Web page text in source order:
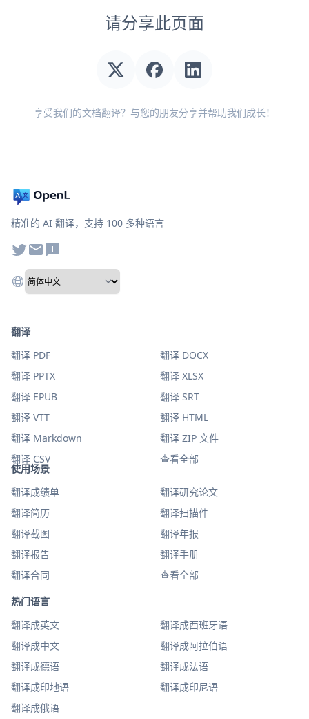
请分享此页面
享受我们的文档翻译？与您的朋友分享并帮助我们成长！
精准的 AI 翻译，支持 100 多种语言
使用场景
翻译成绩单
翻译研究论文
翻译简历
翻译扫描件
翻译截图
翻译年报
翻译报告
翻译手册
翻译合同
查看全部
热门语言
翻译成英文
翻译成西班牙语
翻译成中文
翻译成阿拉伯语
翻译成德语
翻译成法语
翻译成印地语
翻译成印尼语
翻译成俄语
翻译
翻译 PDF
翻译 DOCX
翻译 PPTX
翻译 XLSX
翻译 EPUB
翻译 SRT
翻译 VTT
翻译 HTML
翻译 Markdown
翻译 ZIP 文件
翻译 CSV
查看全部